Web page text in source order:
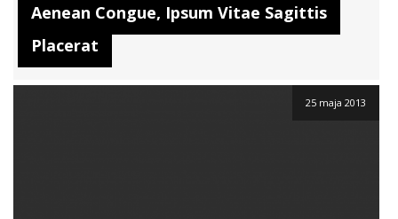
Aenean Congue, Ipsum Vitae Sagittis
Placerat
25 maja 2013